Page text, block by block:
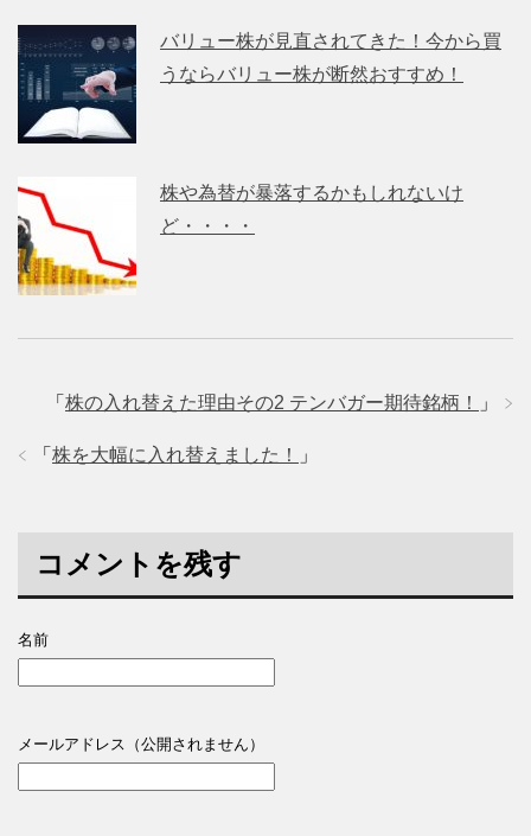
バリュー株が見直されてきた！今から買
うならバリュー株が断然おすすめ！
株や為替が暴落するかもしれないけ
ど・・・・
「 株の入れ替えた理由その2 テンバガー期待銘柄！ 」
「 株を大幅に入れ替えました！ 」
コメントを残す
名前
メールアドレス（公開されません）